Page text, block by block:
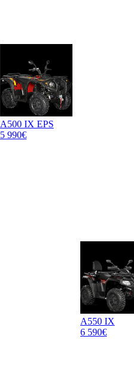
A500 IX EPS
5 990€
A550 IX
6 590€